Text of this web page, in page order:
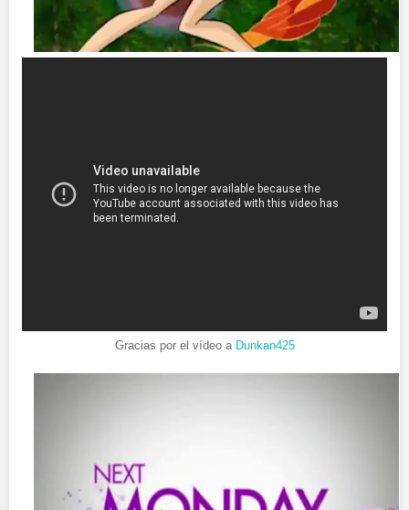
Gracias por el vídeo a Dunkan425